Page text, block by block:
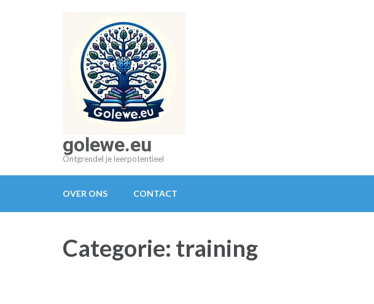
golewe.eu
Ontgrendel je leerpotentieel
OVER ONS CONTACT
Categorie: training